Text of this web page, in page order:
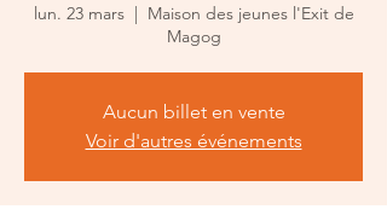
lun. 23 mars
  |
Maison des jeunes l'Exit de
Magog
Aucun billet en vente
Voir d'autres événements